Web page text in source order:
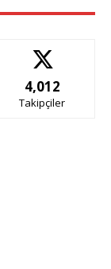
4,012
Takipçiler